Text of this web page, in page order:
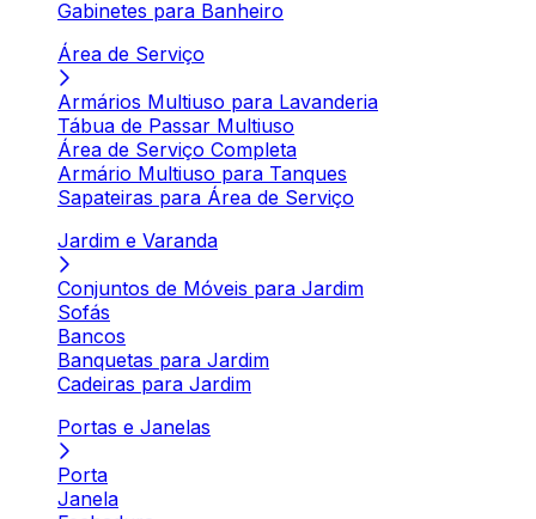
Gabinetes para Banheiro
Área de Serviço
Armários Multiuso para Lavanderia
Tábua de Passar Multiuso
Área de Serviço Completa
Armário Multiuso para Tanques
Sapateiras para Área de Serviço
Jardim e Varanda
Conjuntos de Móveis para Jardim
Sofás
Bancos
Banquetas para Jardim
Cadeiras para Jardim
Portas e Janelas
Porta
Janela